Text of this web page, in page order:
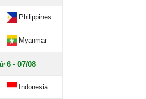
Philippines
Myanmar
6 - 07/08
Indonesia